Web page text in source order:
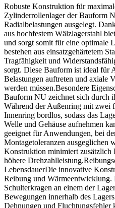
Robuste Konstruktion für
Zylinderrollenlager der Bauform
Radialbelastungen ausgelegt.
aus hochfestem Wälzlagerstahl
und sorgt somit für eine optimale
bestehen aus einsatzgehärtetem
Tragfähigkeit und
sorgt. Diese Bauform ist ideal für
Belastungen auftreten und axiale
werden müssen.Besondere
Bauform NU zeichnet sich durch
Während der Außenring mit zwei
Innenring bordlos, sodass das
Welle und Gehäuse aufnehmen
geeignet für Anwendungen, bei
Montagetoleranzen ausgeglichen
Konstruktion minimiert zusätzlich
höhere
LebensdauerDie innovative
Reibung und Wärmeentwicklung.
Schulterkragen an einem der
Bewegungen innerhalb des
Dehnungen und Fluchtungsfehler